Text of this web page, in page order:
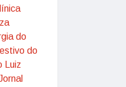
do
do
Luiz